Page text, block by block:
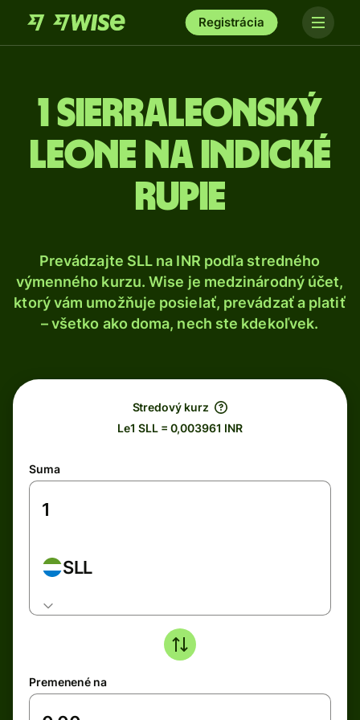
Registrácia
1 Sierraleonský
leone na indické
rupie
Prevádzajte SLL na INR podľa stredného
výmenného kurzu. Wise je medzinárodný účet,
ktorý vám umožňuje posielať, prevádzať a platiť
– všetko ako doma, nech ste kdekoľvek.
Stredový kurz
Le1 SLL = 0,003961 INR
Suma
SLL
Premenené na